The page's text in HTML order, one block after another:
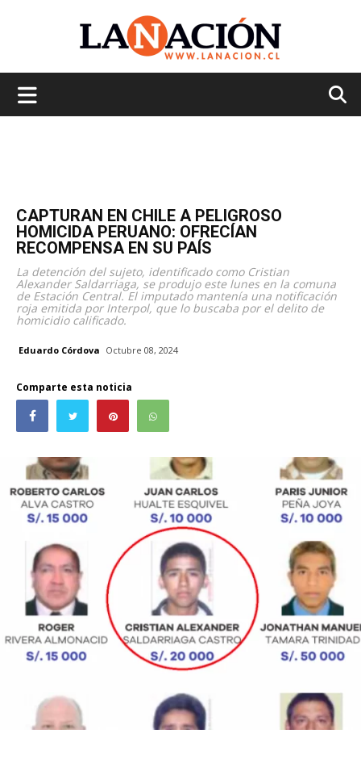
CAPTURAN EN CHILE A PELIGROSO
HOMICIDA PERUANO: OFRECÍAN
RECOMPENSA EN SU PAÍS
La detención del sujeto, identificado como Cristian
Alexander Saldarriaga, se produjo este lunes en la comuna
de Estación Central. El imputado mantenía una notificación
roja emitida por Interpol, que lo buscaba por el delito de
homicidio calificado.
Eduardo Córdova Octubre 08, 2024
Comparte esta noticia